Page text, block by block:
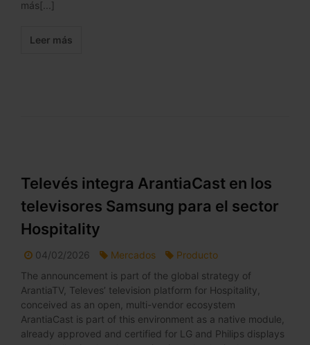
más[...]
Leer más
Televés integra ArantiaCast en los
televisores Samsung para el sector
Hospitality
04/02/2026 Mercados
Producto
The announcement is part of the global strategy of
ArantiaTV, Televes’ television platform for Hospitality,
conceived as an open, multi-vendor ecosystem
ArantiaCast is part of this environment as a native module,
already approved and certified for LG and Philips displays